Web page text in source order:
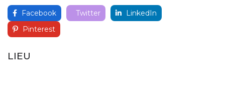
Facebook Twitter
LinkedIn
Pinterest
LIEU